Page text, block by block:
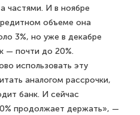
частями. И в ноябре
объеме она
3%, но уже в декабре
— почти до 20%.
использовать эту
аналогом рассрочки,
банк. И сейчас
продолжает держать», —